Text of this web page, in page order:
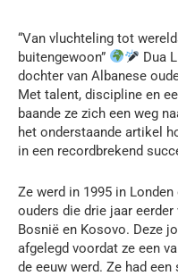
“Van vluchteling tot
buitengewoon”
Dua
dochter van Albanese
Met talent, discipline en
baande ze zich een weg
het onderstaande artikel
in een recordbrekend
Ze werd in 1995 in
ouders die drie jaar
Bosnië en Kosovo. Deze
afgelegd voordat ze een
de eeuw werd. Ze had